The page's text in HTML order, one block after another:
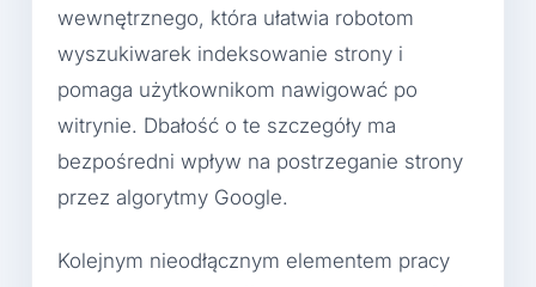
wewnętrznego, która ułatwia robotom
wyszukiwarek indeksowanie strony i
pomaga użytkownikom nawigować po
witrynie. Dbałość o te szczegóły ma
bezpośredni wpływ na postrzeganie strony
przez algorytmy Google.
Kolejnym nieodłącznym elementem pracy